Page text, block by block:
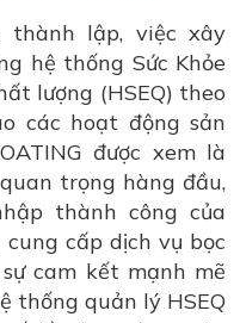
thành lập, việc xây
hệ thống Sức Khỏe
lượng (HSEQ) theo
các hoạt động sản
được xem là
trọng hàng đầu,
thành công của
cấp dịch vụ bọc
cam kết mạnh mẽ
thống quản lý HSEQ